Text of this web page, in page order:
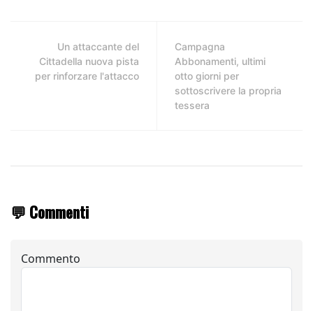
Un attaccante del
Cittadella nuova pista
per rinforzare l'attacco
Campagna
Abbonamenti, ultimi
otto giorni per
sottoscrivere la propria
tessera
💬 Commenti